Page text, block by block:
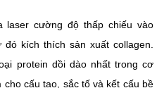
laser cường độ thấp chiếu vào
kích thích sản xuất collagen.
protein dồi dào nhất trong cơ
cấu tạo, sắc tố và kết cấu bề